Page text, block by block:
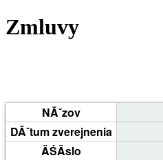
Zmluvy
NĂˇzov
DĂˇtum zverejnenia
ÄŚĂ­slo